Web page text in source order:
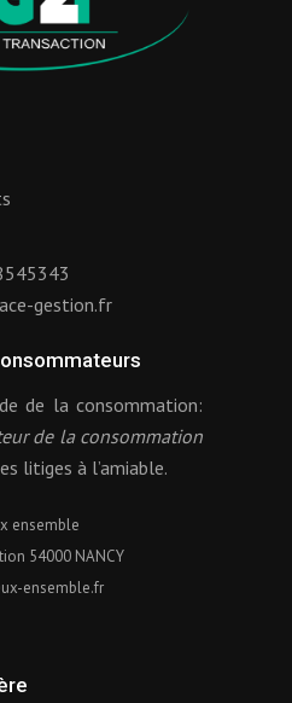
gestion.fr
de la consommation:
de la consommation
litiges à l’amiable.
ensemble
54000 NANCY
ensemble.fr